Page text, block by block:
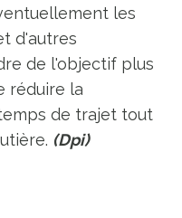
les
d'autres
de l'objectif plus
réduire la
de trajet tout
(Dpi)